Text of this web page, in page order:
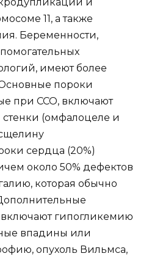
11, а также
Беременности,
имеют более
пороки
при ССО, включают
(омфалоцеле и
сердца (20%)
около 50% дефектов
которая обычно
гипогликемию
впадины или
опухоль Вильмса,